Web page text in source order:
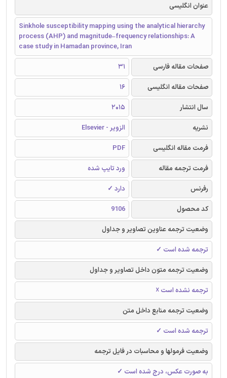
عنوان انگلیسی
Sinkhole susceptibility mapping using the analytical hierarchy
process (AHP) and magnitude–frequency relationships: A
case study in Hamadan province, Iran
صفحات مقاله فارسی
31
صفحات مقاله انگلیسی
16
سال انتشار
2015
نشریه
الزویر - Elsevier
فرمت مقاله انگلیسی
PDF
فرمت ترجمه مقاله
ورد تایپ شده
رفرنس
دارد ✓
کد محصول
9106
وضعیت ترجمه عناوین تصاویر و جداول
ترجمه شده است ✓
وضعیت ترجمه متون داخل تصاویر و جداول
ترجمه نشده است ☓
وضعیت ترجمه منابع داخل متن
ترجمه شده است ✓
وضعیت فرمولها و محاسبات در فایل ترجمه
به صورت عکس، درج شده است ✓